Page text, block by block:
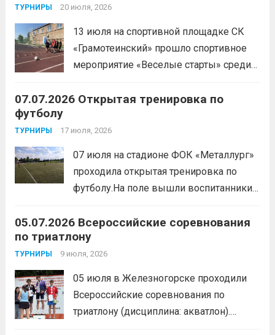
скоростные качества, силовую выносливость и
координацию.
ТУРНИРЫ 20 июля, 2026
13 июля на спортивной площадке СК
«Грамотеинский» прошло спортивное
мероприятие «Веселые старты» среди
шайбой».Несмотря на
мероприятия, главной целью
организаторы ставили сплочение
коллектива и пропаганду здорового
образа жизни. По итогам прохождения
всех этапов участники
07.07.2026 Открытая тренировка по
футболу
ТУРНИРЫ 17 июля, 2026
07 июля на стадионе ФОК «Металлург»
проходила открытая тренировка по
футболу.На поле вышли воспитанники
Участники отработали технику владения
мячом и сыграли несколько коротких
товарищеских матчей.
05.07.2026 Всероссийские соревнования
по триатлону
ТУРНИРЫ 9 июля, 2026
05 июля в Железногорске проходили
Всероссийские соревнования по
триатлону (дисциплина: акватлон).